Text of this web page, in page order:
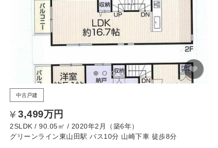
中古戸建
3,499万円
2SLDK / 90.05㎡ / 2020年2月（築6年）
グリーンライン東山田駅 バス10分 山崎下車 徒歩8分